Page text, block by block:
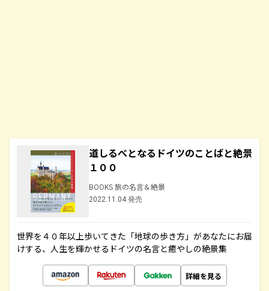
道しるべとなるドイツのことばと絶景
１００
BOOKS 旅の名言＆絶景
2022.11.04 発売
世界を４０年以上歩いてきた「地球の歩き方」があなたにお届
けする、人生を輝かせるドイツの名言と癒やしの絶景集
詳細を見る